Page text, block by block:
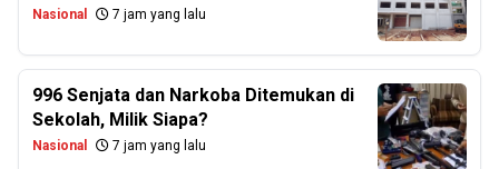
Nasional 7 jam yang lalu
996 Senjata dan Narkoba Ditemukan di
Sekolah, Milik Siapa?
Nasional 7 jam yang lalu